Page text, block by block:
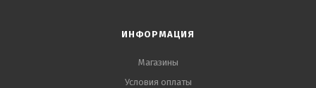
ИНФОРМАЦИЯ
Магазины
Условия оплаты